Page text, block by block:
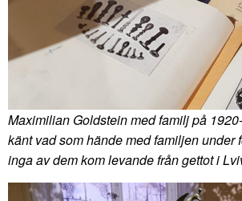
Maximilian Goldstein med familj på
känt vad som hände med familjen under
inga av dem kom levande från gettot i